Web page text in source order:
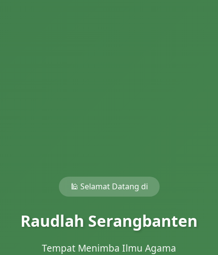
🕌 Selamat Datang di
Raudlah Serangbanten
Tempat Menimba Ilmu Agama